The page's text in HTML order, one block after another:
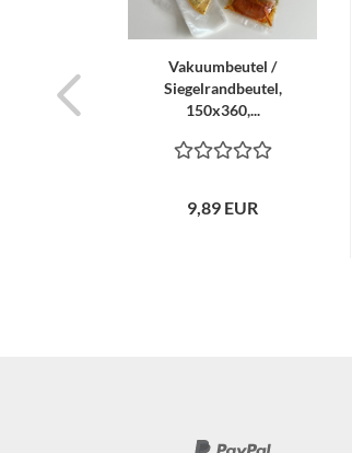
Vakuumbeutel /
Siegelrandbeutel,
150x360,...
9,89 EUR